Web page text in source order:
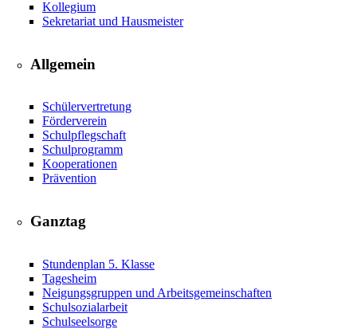
Kollegium
Sekretariat und Hausmeister
Allgemein
Schülervertretung
Förderverein
Schulpflegschaft
Schulprogramm
Kooperationen
Prävention
Ganztag
Stundenplan 5. Klasse
Tagesheim
Neigungsgruppen und Arbeitsgemeinschaften
Schulsozialarbeit
Schulseelsorge